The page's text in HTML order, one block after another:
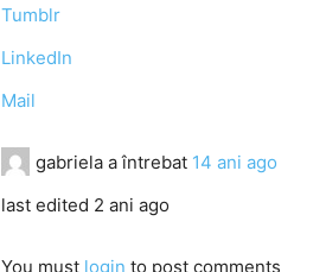
Tumblr
LinkedIn
Mail
gabriela a întrebat 14 ani ago
last edited 2 ani ago
You must login to post comments